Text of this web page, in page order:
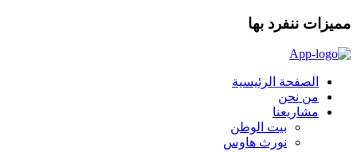
مميزات ننفرد بها
الصفحة الرئيسية
من نحن
مشاريعنا
بيت الوطن
نورث هاوس